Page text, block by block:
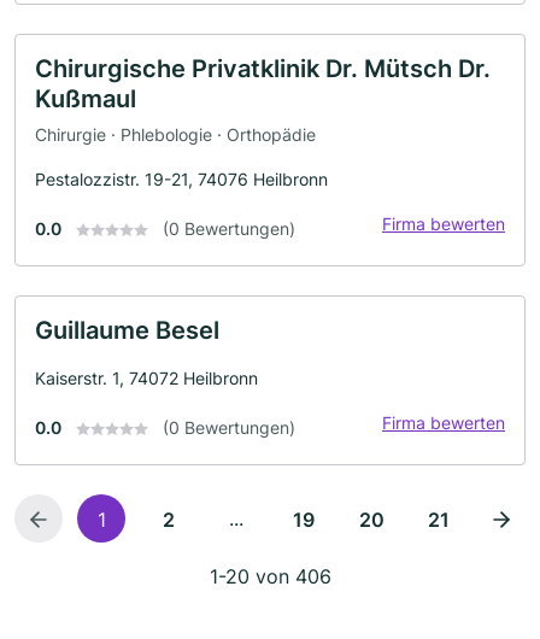
Chirurgische Privatklinik Dr. Mütsch Dr.
Kußmaul
Chirurgie · Phlebologie · Orthopädie
Pestalozzistr. 19-21, 74076 Heilbronn
0.0 (0 Bewertungen) Firma bewerten
Guillaume Besel
Kaiserstr. 1, 74072 Heilbronn
0.0 (0 Bewertungen) Firma bewerten
1 2 ... 19 20 21
1-20 von 406